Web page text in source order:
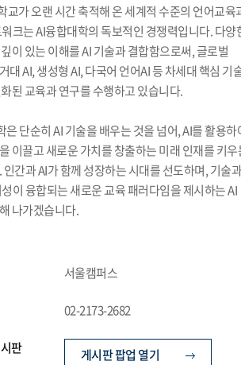
교가 오랜 시간 축적해 온 세계적 수준의 언어교육
크는 AI융합대학의 독보적인 경쟁력입니다. 다양
이 있는 이해를 AI 기술과 결합함으로써, 글로벌
대 AI, 생성형 AI, 다국어 언어AI 등 차세대 핵심 기
된 교육과 연구를 수행하고 있습니다.
은 단순히 AI 기술을 배우는 것을 넘어, AI를 활용하
이끌고 새로운 가치를 창출하는 미래 인재를 키
간과 AI가 함께 성장하는 시대를 선도하며, 기술
이 융합되는 새로운 교육 패러다임을 제시하는 AI
나가겠습니다.
서울캠퍼스
02-2173-2682
판 게시판 팝업 열기